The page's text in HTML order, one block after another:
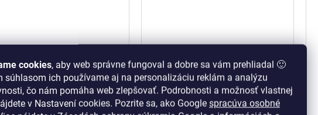
cookies, aby web správne fungoval a dobre sa vám prehliadal 🙂
súhlasom ich používame aj na personalizáciu reklám a analýzu
čo nám pomáha web zlepšovať. Podrobnosti a možnosť vlastnej
v Nastavení cookies. Pozrite sa, ako Google spracúva osobné
& Boch - kávová
15 cm - Lave Beige
Na objednávku
Villeroy & Boch - Espresso
podšálka 11 cm - Pura
Skladom